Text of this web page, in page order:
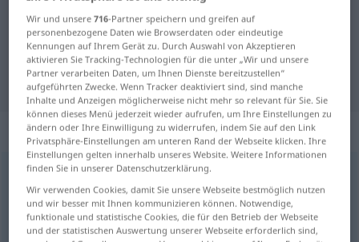
Deutsch-Türkisch Übersetzung für
"verfolgen"
"verfolgen" Türkisch Übersetzung
„verfolgen“: transitives Verb
verfolgenv/t <ohne-ge-;h.>
Übersicht aller Übersetzungen
(Für mehr Details die Übersetzung anklicken/antippen)
Wir und unsere716-Partner speichern und greifen auf
personenbezogene Daten wie Browserdaten oder eindeutige
Kennungen auf Ihrem Gerät zu. Durch Auswahl von Akzeptieren
aktivieren Sie Tracking-Technologien für die unter „Wir und unsere
Partner verarbeiten Daten, um Ihnen Dienste bereitzustellen“
aufgeführten Zwecke. Wenn Tracker deaktiviert sind, sind manche
Inhalte und Anzeigen möglicherweise nicht mehr so relevant für Sie. Sie
können dieses Menü jederzeit wieder aufrufen, um Ihre Einstellungen zu
ändern oder Ihre Einwilligung zu widerrufen, indem Sie auf den Link
Privatsphäre-Einstellungen am unteren Rand der Webseite klicken. Ihre
Einstellungen gelten innerhalb unseres Website. Weitere Informationen
finden Sie in unserer Datenschutzerklärung.
Wir verwenden Cookies, damit Sie unsere Webseite bestmöglich nutzen
und wir besser mit Ihnen kommunizieren können. Notwendige,
funktionale und statistische Cookies, die für den Betrieb der Webseite
und der statistischen Auswertung unserer Webseite erforderlich sind,